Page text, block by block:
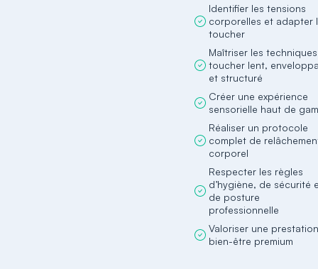
Identifier les tensions
corporelles et adapter
toucher
Maîtriser les
toucher lent,
et structuré
Créer une expérience
sensorielle haut de
Réaliser un protocole
complet de
corporel
Respecter les règles
d’hygiène, de sécurité
de posture
professionnelle
Valoriser une
bien-être premium